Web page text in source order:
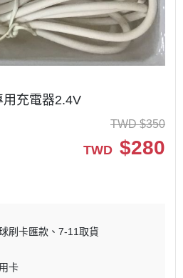
充電器2.4V
TWD $350
TWD $280
刷卡匯款
7-11取貨
卡